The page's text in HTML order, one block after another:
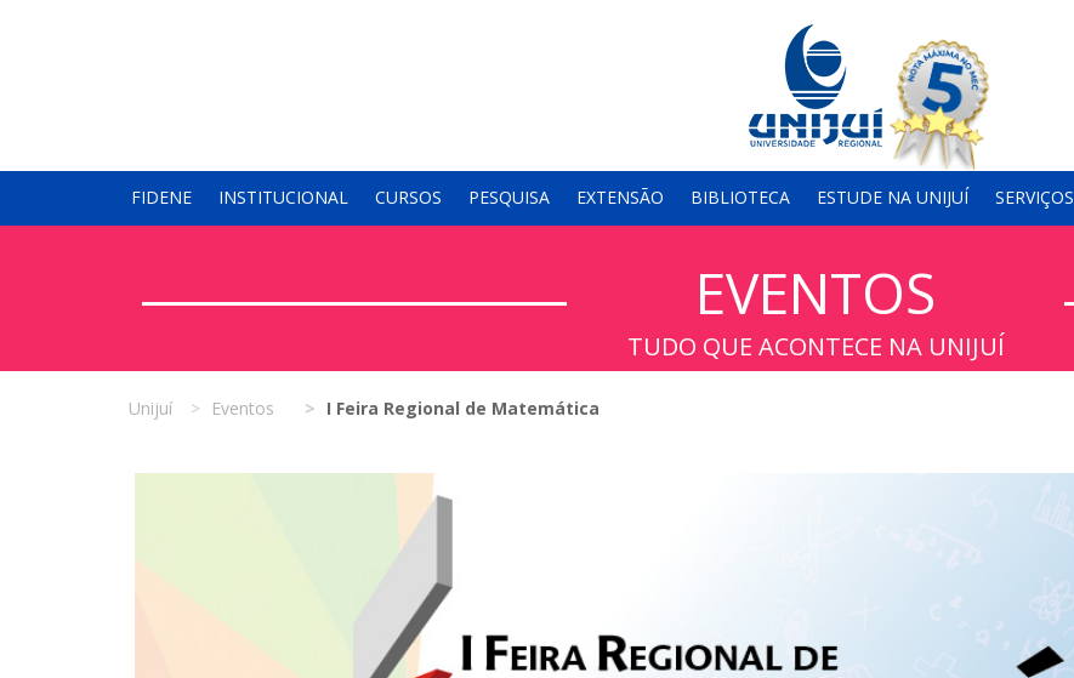
FIDENE INSTITUCIONAL CURSOS PESQUISA EXTENSÃO BIBLIOTECA ESTUDE NA UNIJUÍ SERVIÇOS
EVENTOS
TUDO QUE ACONTECE NA UNIJUÍ
Unijuí Eventos I Feira Regional de Matemática